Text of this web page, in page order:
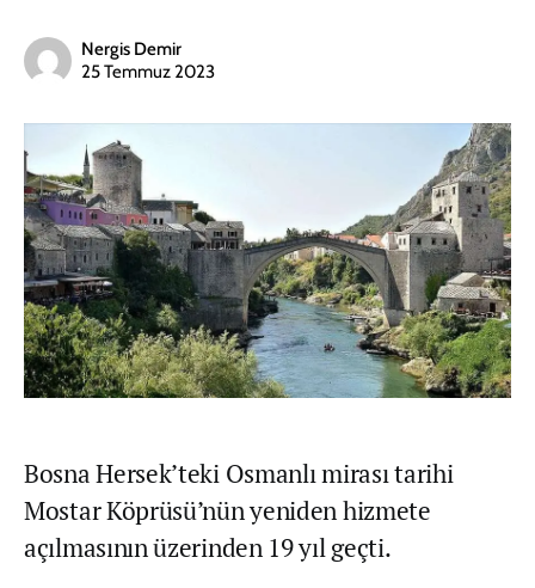
Nergis Demir
25 Temmuz 2023
Bosna Hersek’teki Osmanlı mirası tarihi
Mostar Köprüsü’nün yeniden hizmete
açılmasının üzerinden 19 yıl geçti.